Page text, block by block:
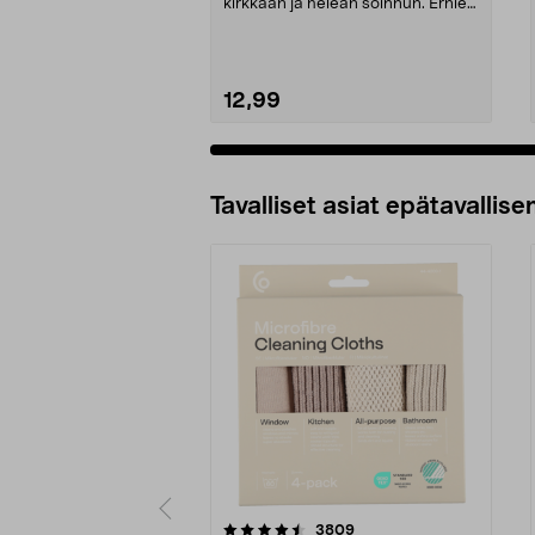
kirkkaan ja heleän soinnun. Ernie
12,99
Tavalliset asiat
3809arvostelut
4.5viidestä